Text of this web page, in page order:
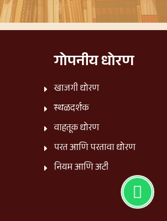
गोपनीय धोरण
खाजगी धोरण
स्थळदर्शक
वाहतूक धोरण
परत आणि परतावा धोरण
नियम आणि अटी